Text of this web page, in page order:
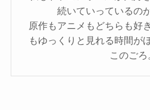
続いていっているの
原作もアニメもどちらも好
もゆっくりと見れる時間が
このごろ